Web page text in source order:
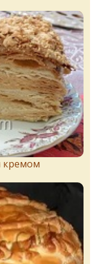
кремом